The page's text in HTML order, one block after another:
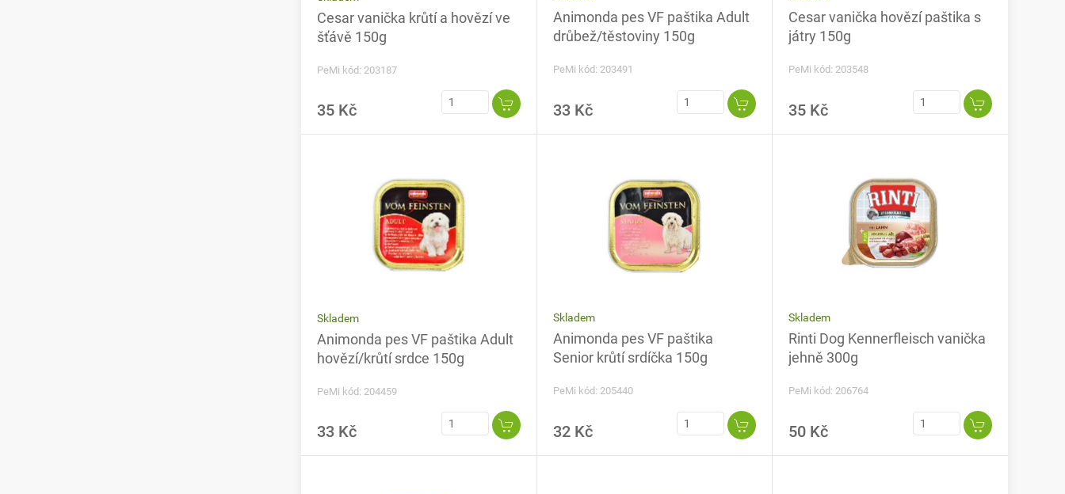
Cesar vanička krůtí a hovězí ve
šťávě 150g
PeMi kód: 203187
35 Kč
Animonda pes VF paštika Adult
drůbež/těstoviny 150g
PeMi kód: 203491
33 Kč
Cesar vanička hovězí paštika s
játry 150g
PeMi kód: 203548
35 Kč
Skladem
Animonda pes VF paštika Adult
hovězí/krůtí srdce 150g
PeMi kód: 204459
33 Kč
Skladem
Animonda pes VF paštika
Senior krůtí srdíčka 150g
PeMi kód: 205440
32 Kč
Skladem
Rinti Dog Kennerfleisch vanička
jehně 300g
PeMi kód: 206764
50 Kč